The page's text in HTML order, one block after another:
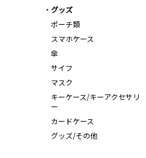
グッズ
ポーチ類
スマホケース
傘
サイフ
マスク
キーケース/キーアクセサリ
ー
カードケース
グッズ/その他